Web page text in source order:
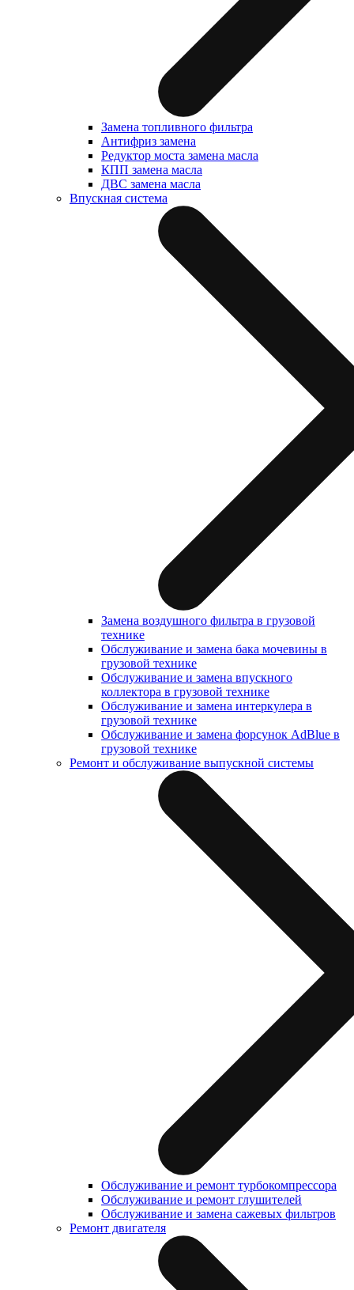
Замена топливного фильтра
Антифриз замена
Редуктор моста замена масла
КПП замена масла
ДВС замена масла
Впускная система
Замена воздушного фильтра в грузовой
технике
Обслуживание и замена бака мочевины в
грузовой технике
Обслуживание и замена впускного
коллектора в грузовой технике
Обслуживание и замена интеркулера в
грузовой технике
Обслуживание и замена форсунок AdBlue в
грузовой технике
Ремонт и обслуживание выпускной системы
Обслуживание и ремонт турбокомпрессора
Обслуживание и ремонт глушителей
Обслуживание и замена сажевых фильтров
Ремонт двигателя